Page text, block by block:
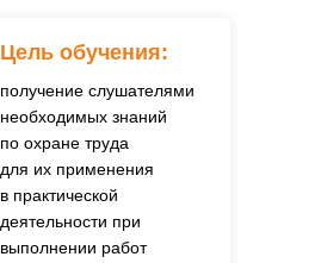
получение слушателями
необходимых знаний
по охране труда
для их применения
в практической
деятельности при
выполнении работ
Цель обучения: